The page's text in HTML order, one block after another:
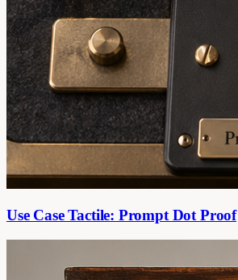
Use Case Tactile: Prompt Dot Proof